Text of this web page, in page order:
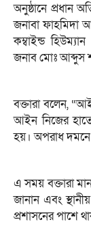
অনুষ্ঠানে প্রধান
জনাবা ফাহমিদা
কম্বাইন্ড
জনাব মোঃ আব্দুস
বক্তারা বলেন,
আইন নিজের
হয়। অপরাধ দমনে
এ সময় বক্তারা
জানান এবং
প্রশাসনের পাশে